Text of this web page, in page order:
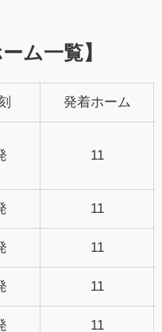
ム一覧】
発着ホーム
11
11
11
11
11